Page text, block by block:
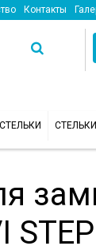
Контакты
СТЕЛЬКИ